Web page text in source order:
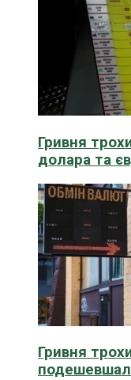
Гривня
долара та
Гривня